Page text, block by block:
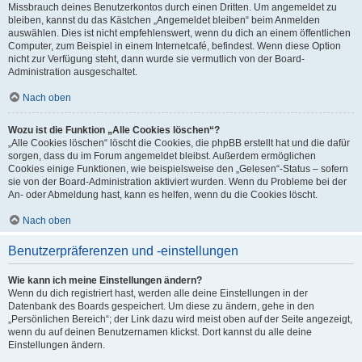
Missbrauch deines Benutzerkontos durch einen Dritten. Um angemeldet zu
bleiben, kannst du das Kästchen „Angemeldet bleiben“ beim Anmelden
auswählen. Dies ist nicht empfehlenswert, wenn du dich an einem öffentlichen
Computer, zum Beispiel in einem Internetcafé, befindest. Wenn diese Option
nicht zur Verfügung steht, dann wurde sie vermutlich von der Board-
Administration ausgeschaltet.
Nach oben
Wozu ist die Funktion „Alle Cookies löschen“?
„Alle Cookies löschen“ löscht die Cookies, die phpBB erstellt hat und die dafür
sorgen, dass du im Forum angemeldet bleibst. Außerdem ermöglichen
Cookies einige Funktionen, wie beispielsweise den „Gelesen“-Status – sofern
sie von der Board-Administration aktiviert wurden. Wenn du Probleme bei der
An- oder Abmeldung hast, kann es helfen, wenn du die Cookies löscht.
Nach oben
Benutzerpräferenzen und -einstellungen
Wie kann ich meine Einstellungen ändern?
Wenn du dich registriert hast, werden alle deine Einstellungen in der
Datenbank des Boards gespeichert. Um diese zu ändern, gehe in den
„Persönlichen Bereich“; der Link dazu wird meist oben auf der Seite angezeigt,
wenn du auf deinen Benutzernamen klickst. Dort kannst du alle deine
Einstellungen ändern.